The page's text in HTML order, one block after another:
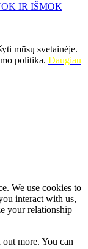
IR IŠMOK
mūsų svetainėje.
politika. Daugiau
We use cookies to
interact with us,
your relationship
more. You can